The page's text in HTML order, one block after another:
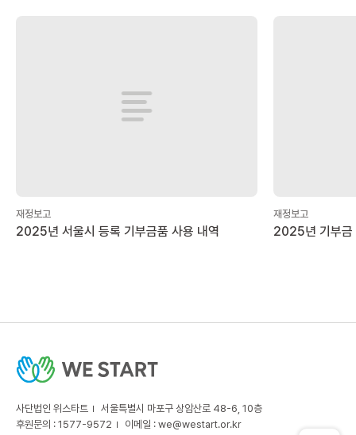
재정보고
2025년 서울시 등록 기부금품 사용 내역
재정보고
2025년 기부금
사단법인 위스타트
서울특별시 마포구 상암산로 48-6, 10층
후원문의 : 1577-9572
이메일 : we@westart.or.kr